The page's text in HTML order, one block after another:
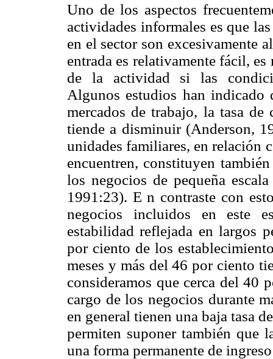
Uno de los aspectos
actividades informales es que
en el sector son excesivamente
entrada es relativamente fácil,
de la actividad si las
Algunos estudios han
mercados de trabajo, la tasa
tiende a disminuir (Anderson,
unidades familiares, en relación
encuentren, constituyen
los negocios de pequeña
1991:23). E n contraste con
negocios incluidos en este
estabilidad reflejada en largos
por ciento de los
meses y más del 46 por ciento
consideramos que cerca del 40
cargo de los negocios durante
en general tienen una baja tasa
permiten suponer también que
una forma permanente de